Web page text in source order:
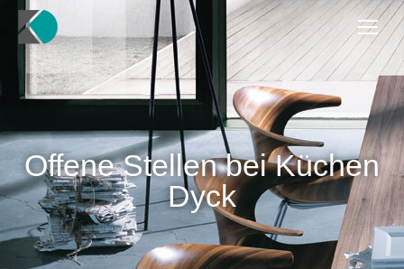
Offene Stellen bei Küchen
Dyck